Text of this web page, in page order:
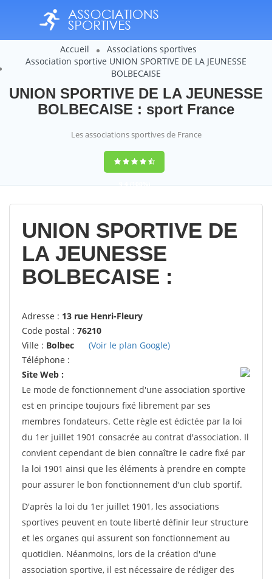
Accueil
Associations sportives
Association sportive UNION SPORTIVE DE LA JEUNESSE
BOLBECAISE
UNION SPORTIVE DE LA JEUNESSE
BOLBECAISE : sport France
Les associations sportives de France
9,4(100%)
14358votes
UNION SPORTIVE DE
LA JEUNESSE
BOLBECAISE :
Adresse : 13 rue Henri-Fleury
Code postal : 76210
Ville : Bolbec
(Voir le plan Google)
Téléphone :
Site Web :
Le mode de fonctionnement d'une association sportive
est en principe toujours fixé librement par ses
membres fondateurs. Cette règle est édictée par la loi
du 1er juillet 1901 consacrée au contrat d'association. Il
convient cependant de bien connaître le cadre fixé par
la loi 1901 ainsi que les éléments à prendre en compte
pour assurer le bon fonctionnement d'un club sportif.
D'après la loi du 1er juillet 1901, les associations
sportives peuvent en toute liberté définir leur structure
et les organes qui assurent son fonctionnement au
quotidien. Néanmoins, lors de la création d'une
association sportive, il est nécessaire de rédiger des